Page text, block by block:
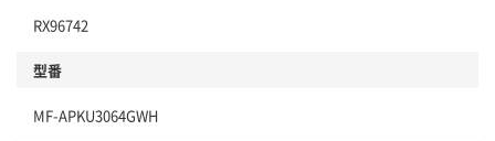
仕組
RX96742
型番
MF-APKU3064GWH